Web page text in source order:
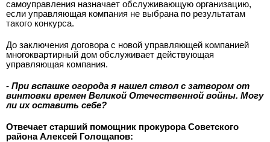
самоуправления назначает обслуживающую организацию,
если управляющая компания не выбрана по результатам
такого конкурса.
До заключения договора с новой управляющей компанией
многоквартирный дом обслуживает действующая
управляющая компания.
- При вспашке огорода я нашел ствол с затвором от
винтовки времен Великой Отечественной войны. Могу
ли их оставить себе?
Отвечает старший помощник прокурора Советского
района Алексей Голощапов: